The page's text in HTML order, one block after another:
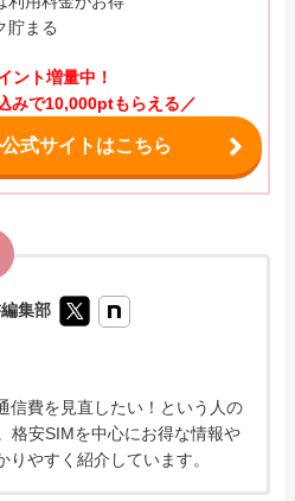
貯まる
ント増量中！
みで10,000ptもらえる／
式サイトはこちら
集部
信費を見直したい！という人の
格安SIMを中心にお得な情報や
やすく紹介しています。